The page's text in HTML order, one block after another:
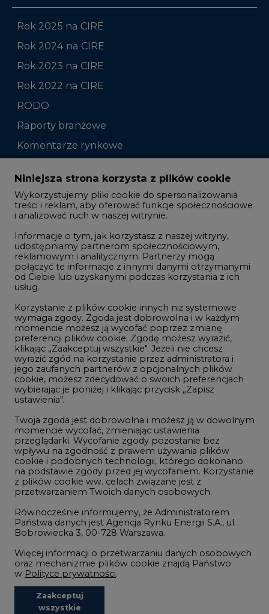
Rok 2025 na CIRE
Rok 2024 na CIRE
Rok 2023 na CIRE
Rok 2022 na CIRE
RODO
Raporty branżowe
Komentarze rynkowe
Zmiany kadrowe na rynku
Studio CIRE
Rozmowy o energetyce
Gospodarka
Geopolityka
LTE450
Innowacje i AI
Telekomunikacja i IT
Handel emisjami CO2
Wodór
Górnictwo
Atom
Fotowoltaika
Offshore wind
Zielone samorządy
Zielona gospodarka
©2002- 2021 - 2026
Niniejsza strona korzysta z plików cookie
Wykorzystujemy pliki cookie do spersonalizowania
treści i reklam, aby oferować funkcje społecznościowe
i analizować ruch w naszej witrynie.
Informacje o tym, jak korzystasz z naszej witryny,
udostępniamy partnerom społecznościowym,
reklamowym i analitycznym. Partnerzy mogą
połączyć te informacje z innymi danymi otrzymanymi
od Ciebie lub uzyskanymi podczas korzystania z ich
usług.
Korzystanie z plików cookie innych niż systemowe
wymaga zgody. Zgoda jest dobrowolna i w każdym
momencie możesz ją wycofać poprzez zmianę
preferencji plików cookie. Zgodę możesz wyrazić,
klikając „Zaakceptuj wszystkie". Jeżeli nie chcesz
wyrazić zgód na korzystanie przez administratora i
jego zaufanych partnerów z opcjonalnych plików
cookie, możesz zdecydować o swoich preferencjach
wybierając je poniżej i klikając przycisk „Zapisz
ustawienia".
Twoja zgoda jest dobrowolna i możesz ją w dowolnym
momencie wycofać, zmieniając ustawienia
przeglądarki. Wycofanie zgody pozostanie bez
wpływu na zgodność z prawem używania plików
cookie i podobnych technologii, którego dokonano
na podstawie zgody przed jej wycofaniem. Korzystanie
z plików cookie ww. celach związane jest z
przetwarzaniem Twoich danych osobowych.
Równocześnie informujemy, że Administratorem
Państwa danych jest Agencja Rynku Energii S.A., ul.
Bobrowiecka 3, 00-728 Warszawa.
Więcej informacji o przetwarzaniu danych osobowych
oraz mechanizmie plików cookie znajdą Państwo
w Polityce prywatności.
Zaakceptuj
wszystkie